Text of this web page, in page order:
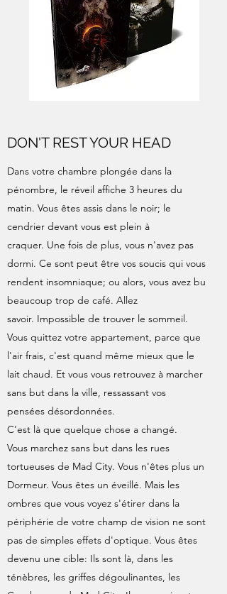
DON'T REST YOUR HEAD
Dans votre chambre plongée dans la
pénombre, le réveil affiche 3 heures du
matin. Vous êtes assis dans le noir; le
cendrier devant vous est plein à
craquer. Une fois de plus, vous n'avez pas
dormi. Ce sont peut être vos soucis qui vous
rendent insomniaque; ou alors, vous avez bu
beaucoup trop de café. Allez
savoir. Impossible de trouver le sommeil.
Vous quittez votre appartement, parce que
l'air frais, c'est quand même mieux que le
lait chaud. Et vous vous retrouvez à marcher
sans but dans la ville, ressassant vos
pensées désordonnées.
C'est là que quelque chose a changé.
Vous marchez sans but dans les rues
tortueuses de Mad City. Vous n'êtes plus un
Dormeur. Vous êtes un éveillé. Mais les
ombres que vous voyez s'étirer dans la
périphérie de votre champ de vision ne sont
pas de simples effets d'optique. Vous êtes
devenu une cible: Ils sont là, dans les
ténèbres, les griffes dégoulinantes, les